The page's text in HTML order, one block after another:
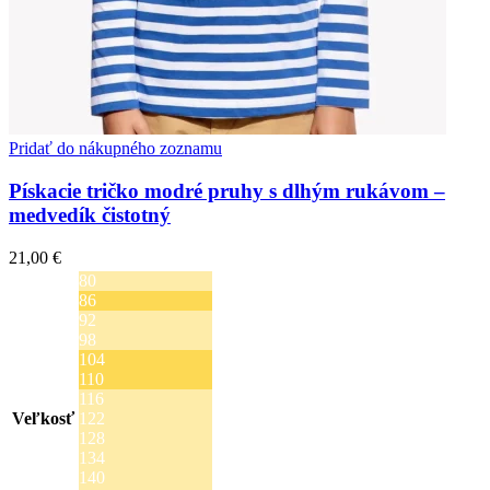
Pridať do nákupného zoznamu
Pískacie tričko modré pruhy s dlhým rukávom –
medvedík čistotný
21,00 €
Veľkosť
80
86
92
98
104
110
116
122
128
134
140